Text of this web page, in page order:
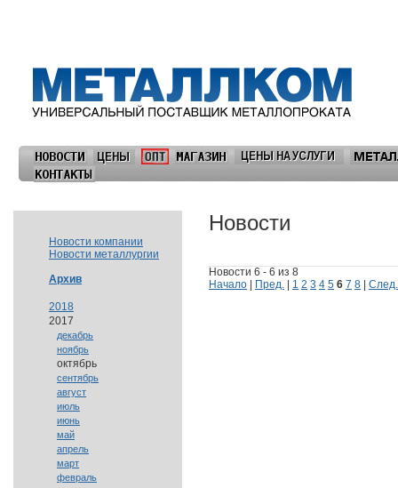
Новости компании
Новости металлургии
Архив
2018
2017
декабрь
ноябрь
октябрь
сентябрь
август
июль
июнь
май
апрель
март
февраль
Новости
Новости 6 - 6 из 8
Начало
Пред. 1 2 3 4 5 6 7 8 След.